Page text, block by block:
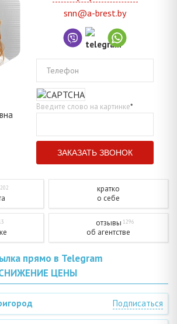
snn@a-brest.by
Телефон
Введите слово на картинке*
202
кратко
о себе
отзывы 1296
об агентстве
прямо в Telegram
ЦЕНЫ
Подписаться